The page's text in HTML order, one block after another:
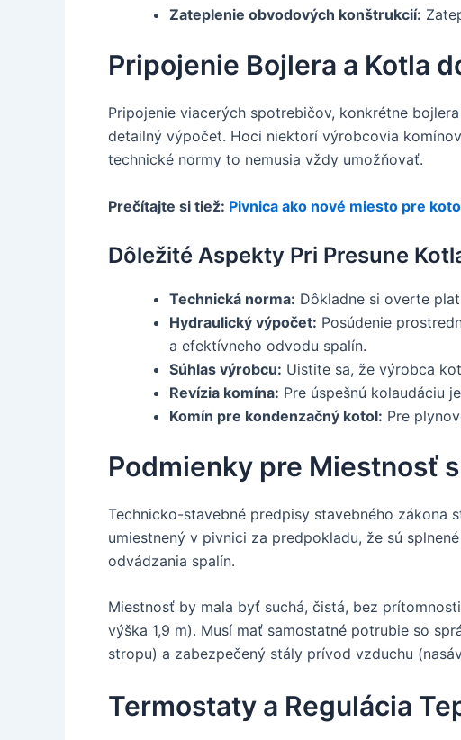
Zateplenie obvodových konštrukcií:
Pripojenie Bojlera a Kotla
Pripojenie viacerých spotrebičov, konkrétne
detailný výpočet. Hoci niektorí výrobcovia
technické normy to nemusia vždy umožňovať.
Prečítajte si tiež: Pivnica ako nové miesto pre
Dôležité Aspekty Pri Presune
Technická norma: Dôkladne si overte
Hydraulický výpočet: Posúdenie
a efektívneho odvodu spalín.
Súhlas výrobcu: Uistite sa, že výrobca
Revízia komína: Pre úspešnú kolaudáciu
Komín pre kondenzačný kotol: Pre
Podmienky pre Miestnosť
Technicko-stavebné predpisy stavebného zákona
umiestnený v pivnici za predpokladu, že sú
odvádzania spalín.
Miestnosť by mala byť suchá, čistá, bez
výška 1,9 m). Musí mať samostatné potrubie so
stropu) a zabezpečený stály prívod vzduchu
Termostaty a Regulácia